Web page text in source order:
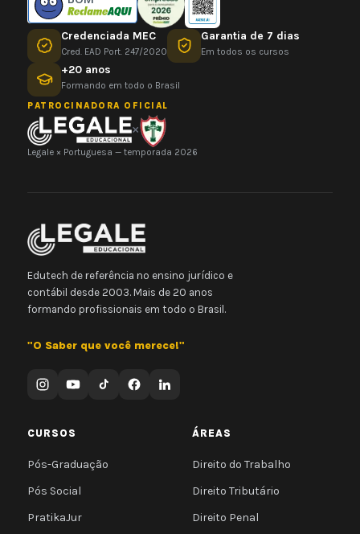
Credenciada MEC
Cred. EAD Port. 247/2020
Garantia de 7 dias
Em todos os cursos
+20 anos
Formando em todo o Brasil
PATROCINADORA OFICIAL
×
Legale × Portuguesa — temporada 2026
Edutech de referência no ensino jurídico e
contábil desde 2003. Mais de 20 anos
formando profissionais em todo o Brasil.
"O Saber que você merece!"
CURSOS
Pós-Graduação
Pós Social
PratikaJur
ÁREAS
Direito do Trabalho
Direito Tributário
Direito Penal